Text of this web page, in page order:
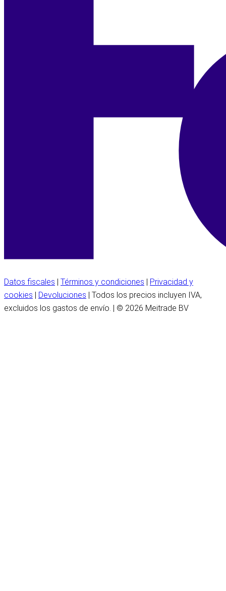
Datos fiscales Términos y condiciones
Privacidad y
cookies
Devoluciones | Todos los precios incluyen IVA,
excluidos los gastos de envío. | © 2026 Meitrade BV